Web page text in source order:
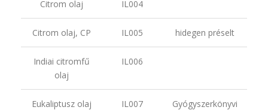
Citrom olaj IL004
Citrom olaj, CP IL005 hidegen préselt
Indiai citromfű
olaj
IL006
Eukaliptusz olaj IL007
Gyógyszerkönyvi